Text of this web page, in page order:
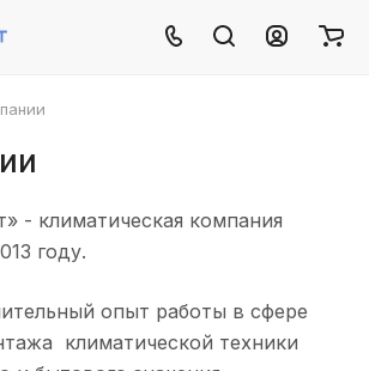
- климатическая компания
году.
опыт работы в сфере
климатической техники